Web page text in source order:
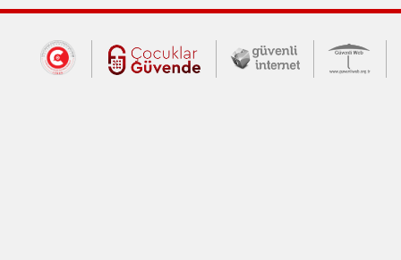
Dış Bağlantılar
Cumhurbaşkanlığı İletişim Merkezi
Çocuklar Güvende (yeni
Güvenli